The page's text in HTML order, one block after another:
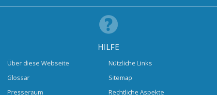
HILFE
Über diese Webseite
Glossar
Presseraum
Nützliche Links
Sitemap
Rechtliche Aspekte